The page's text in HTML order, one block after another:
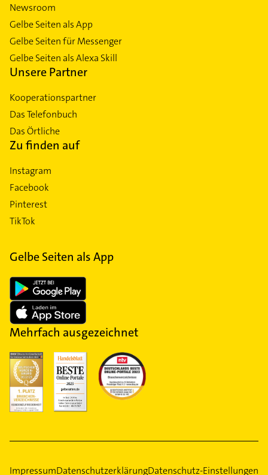
Newsroom
Gelbe Seiten als App
Gelbe Seiten für Messenger
Gelbe Seiten als Alexa Skill
Unsere Partner
Kooperationspartner
Das Telefonbuch
Das Örtliche
Zu finden auf
Instagram
Facebook
Pinterest
TikTok
Gelbe Seiten als App
Mehrfach ausgezeichnet
ImpressumDatenschutzerklärungDatenschutz-Einstellungen